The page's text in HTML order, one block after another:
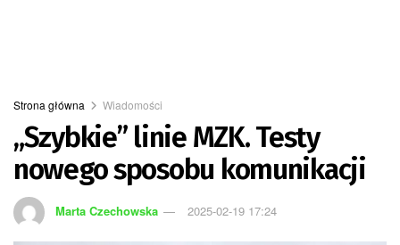
Strona główna Wiadomości
„Szybkie” linie MZK. Testy
nowego sposobu komunikacji
Marta Czechowska 2025-02-19 17:24